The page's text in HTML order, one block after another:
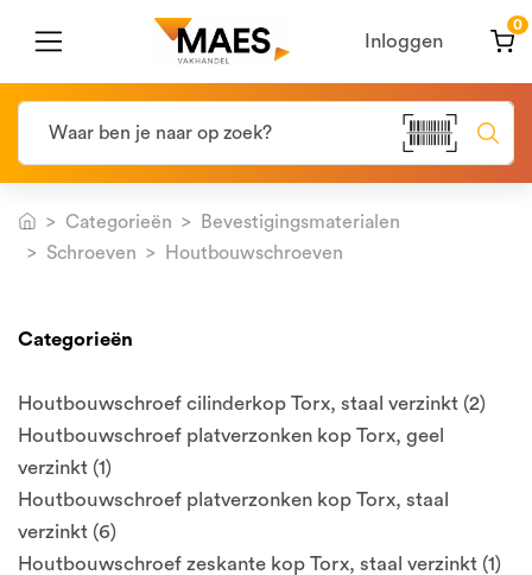
Inloggen
0
Categorieën
Bevestigingsmaterialen
Schroeven
Houtbouwschroeven
Categorieën
Houtbouwschroef cilinderkop Torx, staal verzinkt (2)
Houtbouwschroef platverzonken kop Torx, geel
verzinkt (1)
Houtbouwschroef platverzonken kop Torx, staal
verzinkt (6)
Houtbouwschroef zeskante kop Torx, staal verzinkt (1)